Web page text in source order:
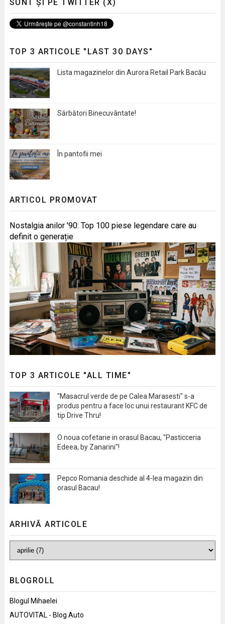
SUNT ȘI PE TWITTER (X)
TOP 3 ARTICOLE "LAST 30 DAYS"
Lista magazinelor din Aurora Retail Park Bacău
Sărbători Binecuvântate!
În pantofii mei
ARTICOL PROMOVAT
Nostalgia anilor '90: Top 100 piese legendare care au
definit o generație
TOP 3 ARTICOLE "ALL TIME"
"Masacrul verde de pe Calea Marasesti" s-a
produs pentru a face loc unui restaurant KFC de
tip Drive Thru!
O noua cofetarie in orasul Bacau, "Pasticceria
Edeea, by Zanarini"!
Pepco Romania deschide al 4-lea magazin din
orasul Bacau!
ARHIVĂ ARTICOLE
BLOGROLL
Blogul Mihaelei
AUTOVITAL - Blog Auto